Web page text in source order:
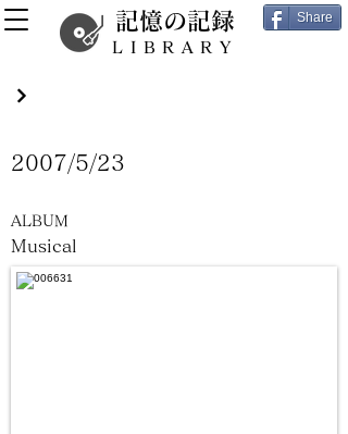
記憶の記録
LIBRARY
Share
Musical
2007/5/23
ALBUM